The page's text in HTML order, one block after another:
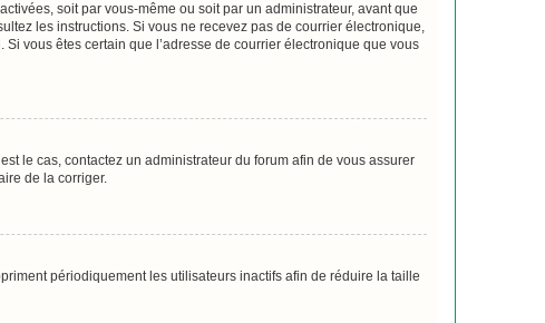
soit par vous-même ou soit par un administrateur, avant que
les instructions. Si vous ne recevez pas de courrier électronique,
vous êtes certain que l’adresse de courrier électronique que vous
le cas, contactez un administrateur du forum afin de vous assurer
de la corriger.
périodiquement les utilisateurs inactifs afin de réduire la taille